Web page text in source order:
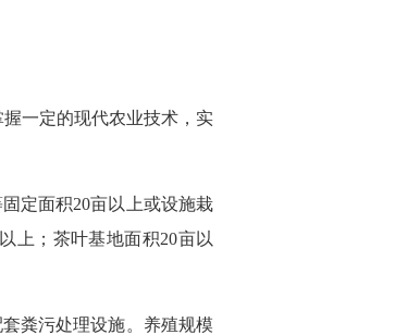
一定的现代农业技术，实
定面积20亩以上或设施栽
上；茶叶基地面积20亩以
粪污处理设施。养殖规模